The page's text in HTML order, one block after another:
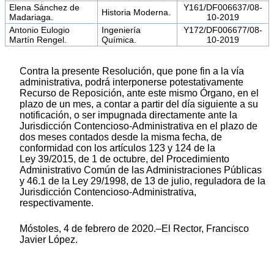
Elena Sánchez de
Madariaga.
Historia Moderna.
Y161/DF006637/08-
10-2019
Antonio Eulogio
Martín Rengel.
Ingeniería
Química.
Y172/DF006677/08-
10-2019
Contra la presente Resolución, que pone fin a la vía
administrativa, podrá interponerse potestativamente
Recurso de Reposición, ante este mismo Órgano, en el
plazo de un mes, a contar a partir del día siguiente a su
notificación, o ser impugnada directamente ante la
Jurisdicción Contencioso-Administrativa en el plazo de
dos meses contados desde la misma fecha, de
conformidad con los artículos 123 y 124 de la
Ley 39/2015, de 1 de octubre, del Procedimiento
Administrativo Común de las Administraciones Públicas
y 46.1 de la Ley 29/1998, de 13 de julio, reguladora de la
Jurisdicción Contencioso-Administrativa,
respectivamente.
Móstoles, 4 de febrero de 2020.–El Rector, Francisco
Javier López.